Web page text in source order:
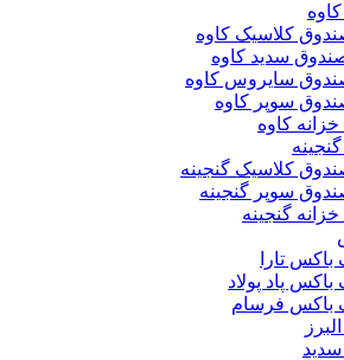
کلاسیک کاوه
سدید کاوه
سایروس کاوه
سوپر کاوه
کاوه
کلاسیک گنجینه
سوپر گنجینه
گنجینه
تارا
پاد پولاد
باکس فرسام